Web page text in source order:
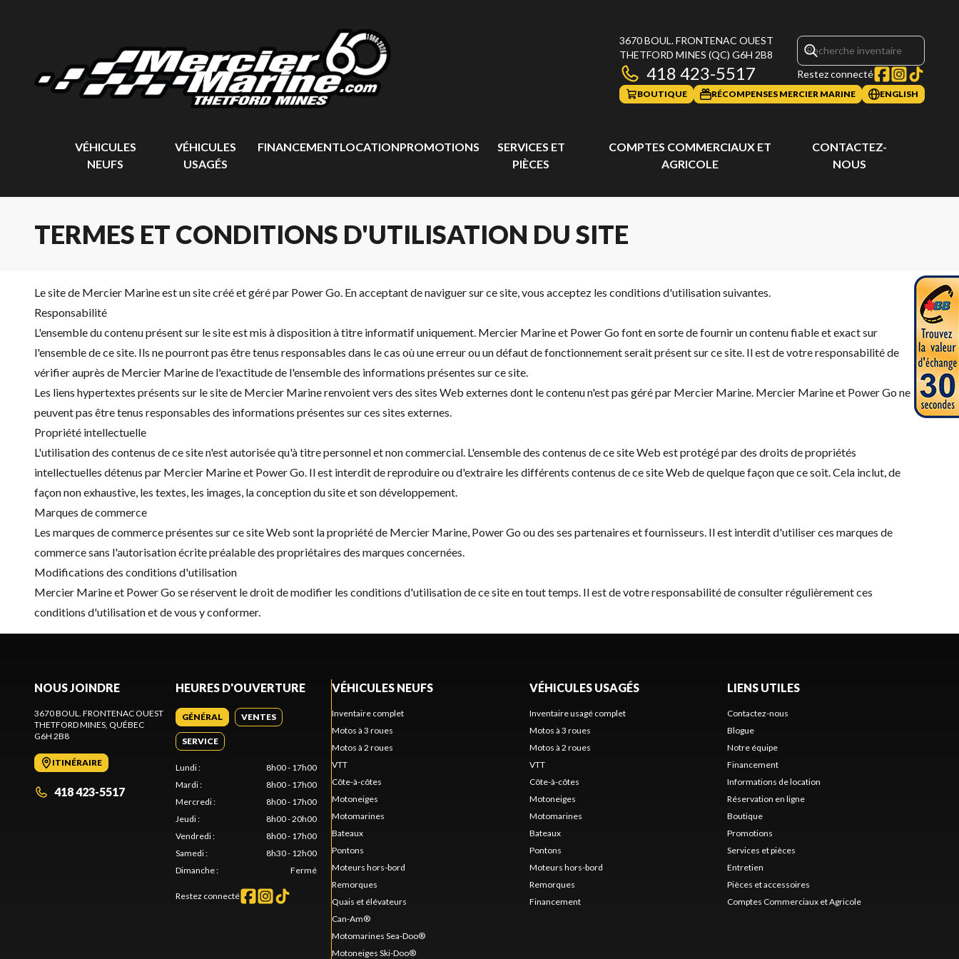
3670 BOUL. FRONTENAC OUEST
THETFORD MINES (QC) G6H 2B8
418 423-5517 Restez connecté
BOUTIQUE RÉCOMPENSES MERCIER MARINE ENGLISH
VÉHICULES
NEUFS
VÉHICULES
USAGÉS
FINANCEMENTLOCATIONPROMOTIONS
SERVICES ET
PIÈCES
COMPTES COMMERCIAUX ET
AGRICOLE
CONTACTEZ-
NOUS
TERMES ET CONDITIONS D'UTILISATION DU SITE
Le site de Mercier Marine est un site créé et géré par Power Go. En acceptant de naviguer sur ce site, vous acceptez les conditions d'utilisation suivantes.
Responsabilité
L'ensemble du contenu présent sur le site est mis à disposition à titre informatif uniquement. Mercier Marine et Power Go font en sorte de fournir un contenu fiable et exact sur
l'ensemble de ce site. Ils ne pourront pas être tenus responsables dans le cas où une erreur ou un défaut de fonctionnement serait présent sur ce site. Il est de votre responsabilité de
vérifier auprès de Mercier Marine de l'exactitude de l'ensemble des informations présentes sur ce site.
Les liens hypertextes présents sur le site de Mercier Marine renvoient vers des sites Web externes dont le contenu n'est pas géré par Mercier Marine. Mercier Marine et Power Go ne
peuvent pas être tenus responsables des informations présentes sur ces sites externes.
Propriété intellectuelle
L'utilisation des contenus de ce site n'est autorisée qu'à titre personnel et non commercial. L'ensemble des contenus de ce site Web est protégé par des droits de propriétés
intellectuelles détenus par Mercier Marine et Power Go. Il est interdit de reproduire ou d'extraire les différents contenus de ce site Web de quelque façon que ce soit. Cela inclut, de
façon non exhaustive, les textes, les images, la conception du site et son développement.
Marques de commerce
Les marques de commerce présentes sur ce site Web sont la propriété de Mercier Marine, Power Go ou des ses partenaires et fournisseurs. Il est interdit d'utiliser ces marques de
commerce sans l'autorisation écrite préalable des propriétaires des marques concernées.
Modifications des conditions d'utilisation
Mercier Marine et Power Go se réservent le droit de modifier les conditions d'utilisation de ce site en tout temps. Il est de votre responsabilité de consulter régulièrement ces
conditions d'utilisation et de vous y conformer.
NOUS JOINDRE
3670 BOUL. FRONTENAC OUEST
THETFORD MINES, QUÉBEC
G6H 2B8
ITINÉRAIRE
418 423-5517
HEURES D'OUVERTURE
GÉNÉRAL VENTES
SERVICE
Lundi:
8h00 - 17h00
Mardi:
8h00 - 17h00
Mercredi:
8h00 - 17h00
Jeudi:
8h00 - 20h00
Vendredi:
8h00 - 17h00
Samedi:
8h30 - 12h00
Dimanche: Fermé
Restez connecté
VÉHICULES NEUFS
Inventaire complet
Motos à 3 roues
Motos à 2 roues
VTT
Côte-à-côtes
Motoneiges
Motomarines
Bateaux
Pontons
Moteurs hors-bord
Remorques
Quais et élévateurs
Can-Am®
Motomarines Sea-Doo®
Motoneiges Ski-Doo®
VÉHICULES USAGÉS
Inventaire usagé complet
Motos à 3 roues
Motos à 2 roues
VTT
Côte-à-côtes
Motoneiges
Motomarines
Bateaux
Pontons
Moteurs hors-bord
Remorques
Financement
LIENS UTILES
Contactez-nous
Blogue
Notre équipe
Financement
Informations de location
Réservation en ligne
Boutique
Promotions
Services et pièces
Entretien
Pièces et accessoires
Comptes Commerciaux et Agricole